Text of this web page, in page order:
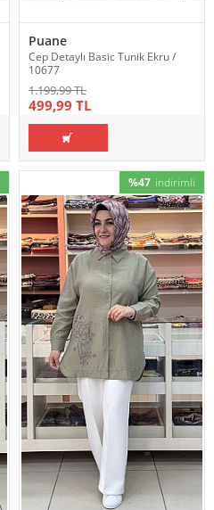
Puane
Cep Detaylı Basic Tunik Ekru /
10677
1.199,99 TL
499,99 TL
%47 indirimli